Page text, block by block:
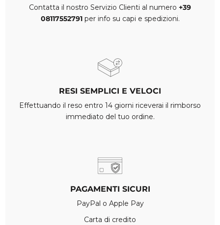
Contatta il nostro Servizio Clienti al numero +39
08117552791 per info su capi e spedizioni.
RESI SEMPLICI E VELOCI
Effettuando il reso entro 14 giorni riceverai il rimborso
immediato del tuo ordine.
PAGAMENTI SICURI
PayPal o Apple Pay
Carta di credito